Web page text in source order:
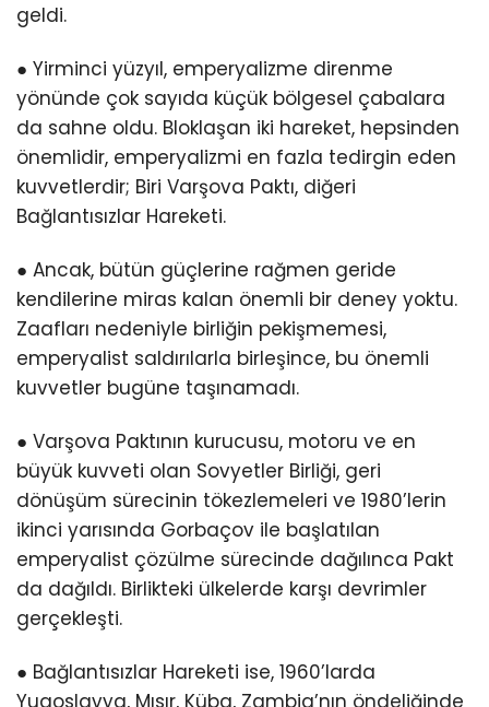
geldi.
● Yirminci yüzyıl, emperyalizme direnme
yönünde çok sayıda küçük bölgesel çabalara
da sahne oldu. Bloklaşan iki hareket, hepsinden
önemlidir, emperyalizmi en fazla tedirgin eden
kuvvetlerdir; Biri Varşova Paktı, diğeri
Bağlantısızlar Hareketi.
● Ancak, bütün güçlerine rağmen geride
kendilerine miras kalan önemli bir deney yoktu.
Zaafları nedeniyle birliğin pekişmemesi,
emperyalist saldırılarla birleşince, bu önemli
kuvvetler bugüne taşınamadı.
● Varşova Paktının kurucusu, motoru ve en
büyük kuvveti olan Sovyetler Birliği, geri
dönüşüm sürecinin tökezlemeleri ve 1980’lerin
ikinci yarısında Gorbaçov ile başlatılan
emperyalist çözülme sürecinde dağılınca Pakt
da dağıldı. Birlikteki ülkelerde karşı devrimler
gerçekleşti.
● Bağlantısızlar Hareketi ise, 1960’larda
Yugoslavya, Mısır, Küba, Zambia’nın öndeliğinde